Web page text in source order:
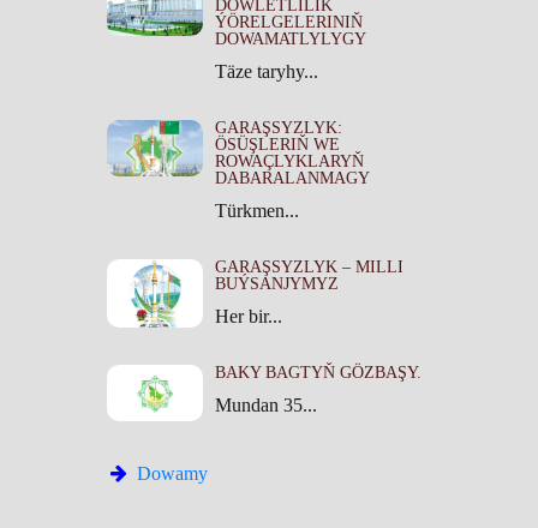
DÖWLETLILIK
ÝÖRELGELERINIŇ
DOWAMATLYLYGY
Täze taryhy...
GARAŞSYZLYK:
ÖSÜŞLERIŇ WE
ROWAÇLYKLARYŇ
DABARALANMAGY
Türkmen...
GARAŞSYZLYK – MILLI
BUÝSANJYMYZ
Her bir...
BAKY BAGTYŇ GÖZBAŞY.
Mundan 35...
Dowamy